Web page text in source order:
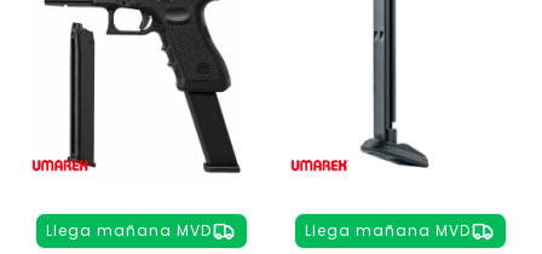
Llega mañana MVD Llega mañana MVD